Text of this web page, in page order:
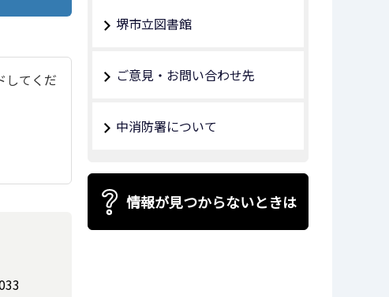
してくだ
堺市立図書館
ご意見・お問い合わせ先
中消防署について
情報が見つからないときは